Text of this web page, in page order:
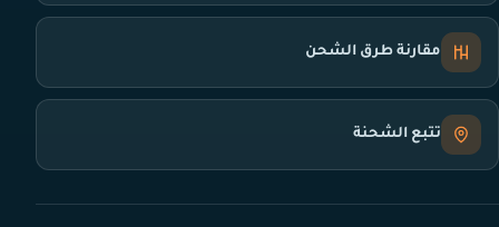
مقارنة طرق الشحن
تتبع الشحنة